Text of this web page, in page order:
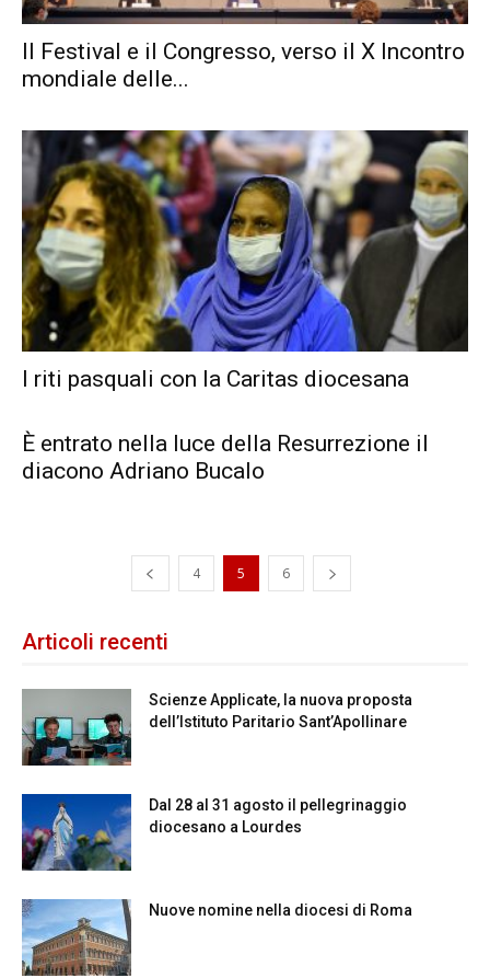
Il Festival e il Congresso, verso il X Incontro
mondiale delle...
I riti pasquali con la Caritas diocesana
È entrato nella luce della Resurrezione il
diacono Adriano Bucalo
4 5 6
Articoli recenti
Scienze Applicate, la nuova proposta
dell’Istituto Paritario Sant’Apollinare
Dal 28 al 31 agosto il pellegrinaggio
diocesano a Lourdes
Nuove nomine nella diocesi di Roma